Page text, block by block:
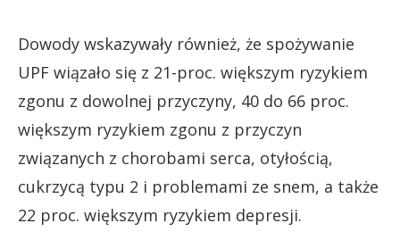
Dowody wskazywały również, że spożywanie
UPF wiązało się z 21-proc. większym ryzykiem
zgonu z dowolnej przyczyny, 40 do 66 proc.
większym ryzykiem zgonu z przyczyn
związanych z chorobami serca, otyłością,
cukrzycą typu 2 i problemami ze snem, a także
22 proc. większym ryzykiem depresji.